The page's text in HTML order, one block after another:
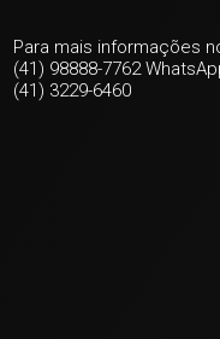
Para mais informações
(41) 98888-7762
(41) 3229-6460